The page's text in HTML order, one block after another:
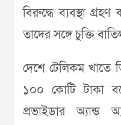
বিরুদ্ধে ব্যবস্থা
তাদের সঙ্গে চুক্তি
দেশে টেলিকম খাতে
১০০ কোটি টাকা
প্রভাইডার অ্যান্ড